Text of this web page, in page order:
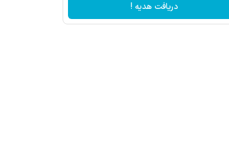
دریافت هدیه !